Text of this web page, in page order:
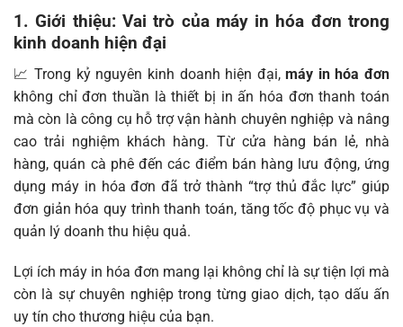
1. Giới thiệu: Vai trò của máy in hóa đơn trong
kinh doanh hiện đại
📈 Trong kỷ nguyên kinh doanh hiện đại,máy in hóa đơn
không chỉ đơn thuần là thiết bị in ấn hóa đơn thanh toán
mà còn là công cụ hỗ trợ vận hành chuyên nghiệp và nâng
cao trải nghiệm khách hàng. Từ cửa hàng bán lẻ, nhà
hàng, quán cà phê đến các điểm bán hàng lưu động, ứng
dụng máy in hóa đơn đã trở thành “trợ thủ đắc lực” giúp
đơn giản hóa quy trình thanh toán, tăng tốc độ phục vụ và
quản lý doanh thu hiệu quả.
Lợi ích máy in hóa đơn mang lại không chỉ là sự tiện lợi mà
còn là sự chuyên nghiệp trong từng giao dịch, tạo dấu ấn
uy tín cho thương hiệu của bạn.